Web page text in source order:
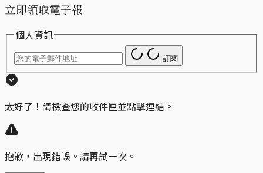
立即領取電子報
個人資訊
訂閱
太好了！請檢查您的收件匣並點擊連結。
抱歉，出現錯誤。請再試一次。